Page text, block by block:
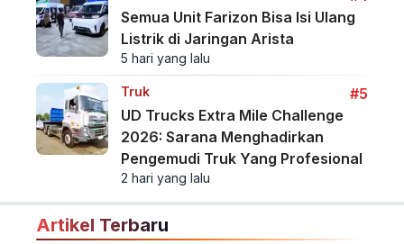
Semua Unit Farizon Bisa Isi Ulang
Listrik di Jaringan Arista
5 hari yang lalu
Truk
#5
UD Trucks Extra Mile Challenge
2026: Sarana Menghadirkan
Pengemudi Truk Yang Profesional
2 hari yang lalu
Artikel Terbaru